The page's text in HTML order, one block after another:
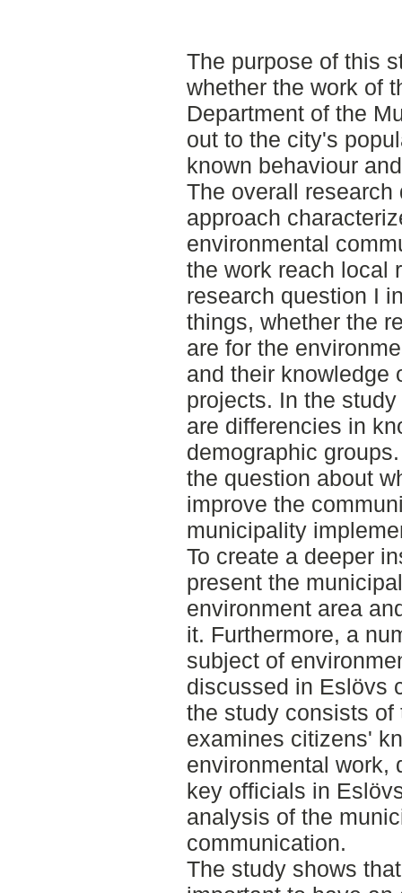
The purpose of this
whether the work of
Department of the
out to the city's
known behaviour
The overall
approach
environmental
the work reach local
research question I
things, whether the
are for the
and their knowledge
projects. In the
are differencies in
demographic
the question about
improve the
municipality
To create a deeper
present the
environment area
it. Furthermore, a
subject of
discussed in Eslövs
the study consists of
examines citizens'
environmental work,
key officials in
analysis of the
communication.
The study shows